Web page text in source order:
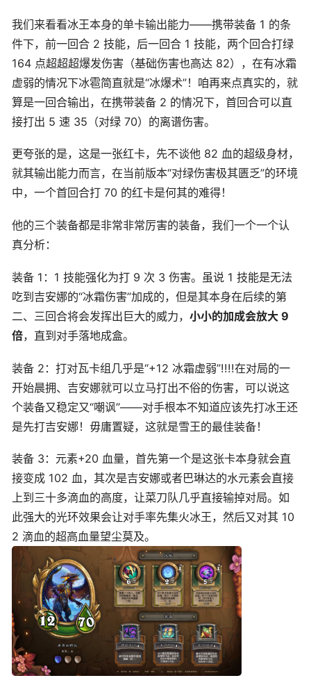
我们来看看冰王本身的单卡输出能力——携带装备 1 的条
件下，前一回合 2 技能，后一回合 1 技能，两个回合打绿
164 点超超超爆发伤害（基础伤害也高达 82），在有冰霜
虚弱的情况下冰雹简直就是“冰爆术”！咱再来点真实的，就
算是一回合输出，在携带装备 2 的情况下，首回合可以直
接打出 5 速 35（对绿 70）的离谱伤害。
更夸张的是，这是一张红卡，先不谈他 82 血的超级身材，
就其输出能力而言，在当前版本“对绿伤害极其匮乏”的环境
中，一个首回合打 70 的红卡是何其的难得！
他的三个装备都是非常非常厉害的装备，我们一个一个认
真分析：
装备 1：1 技能强化为打 9 次 3 伤害。虽说 1 技能是无法
吃到吉安娜的“冰霜伤害”加成的，但是其本身在后续的第
二、三回合将会发挥出巨大的威力， 小小的加成会放大 9
倍，直到对手落地成盒。
装备 2：打对瓦卡组几乎是“+12 冰霜虚弱”!!!!在对局的一
开始晨拥、吉安娜就可以立马打出不俗的伤害，可以说这
个装备又稳定又“嘲讽”——对手根本不知道应该先打冰王还
是先打吉安娜！毋庸置疑，这就是雪王的最佳装备！
装备 3：元素+20 血量，首先第一个是这张卡本身就会直
接变成 102 血，其次是吉安娜或者巴琳达的水元素会直接
上到三十多滴血的高度，让菜刀队几乎直接输掉对局。如
此强大的光环效果会让对手率先集火冰王，然后又对其 10
2 滴血的超高血量望尘莫及。